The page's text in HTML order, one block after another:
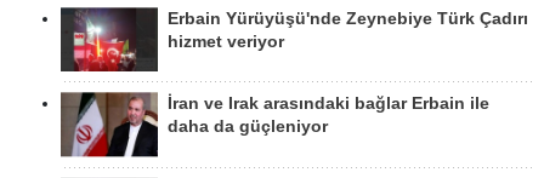
Erbain Yürüyüşü'nde Zeynebiye Türk Çadırı
hizmet veriyor
İran ve Irak arasındaki bağlar Erbain ile
daha da güçleniyor